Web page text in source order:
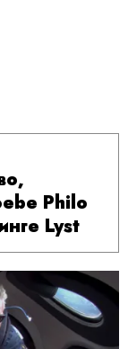
Philo
Lyst